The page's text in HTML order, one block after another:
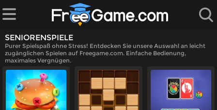
SENIORENSPIELE
Purer Spielspaß ohne Stress! Entdecken Sie unsere Auswahl an leicht
zugänglichen Spielen auf Freegame.com. Einfache Bedienung,
maximales Vergnügen.